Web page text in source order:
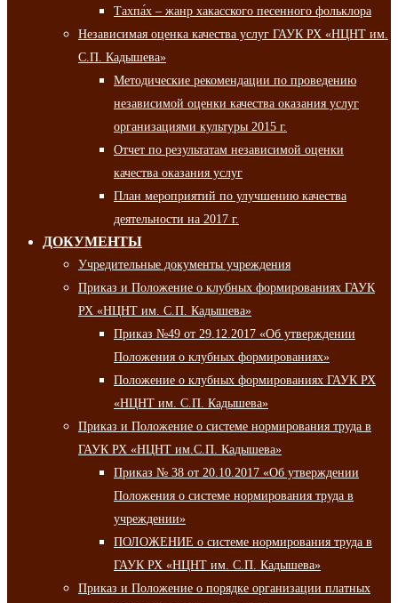
Тахпа́х – жанр хакасского песенного фольклора
Независимая оценка качества услуг ГАУК РХ «НЦНТ им.
С.П. Кадышева»
Методические рекомендации по проведению
независимой оценки качества оказания услуг
организациями культуры 2015 г.
Отчет по результатам независимой оценки
качества оказания услуг
План мероприятий по улучшению качества
деятельности на 2017 г.
ДОКУМЕНТЫ
Учредительные документы учреждения
Приказ и Положение о клубных формированиях ГАУК
РХ «НЦНТ им. С.П. Кадышева»
Приказ №49 от 29.12.2017 «Об утверждении
Положения о клубных формированиях»
Положение о клубных формированиях ГАУК РХ
«НЦНТ им. С.П. Кадышева»
Приказ и Положение о системе нормирования труда в
ГАУК РХ «НЦНТ им.С.П. Кадышева»
Приказ № 38 от 20.10.2017 «Об утверждении
Положения о системе нормирования труда в
учреждении»
ПОЛОЖЕНИЕ о системе нормирования труда в
ГАУК РХ «НЦНТ им. С.П. Кадышева»
Приказ и Положение о порядке организации платных